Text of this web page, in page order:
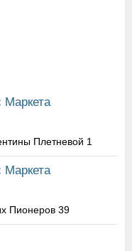
Маркета
Плетневой 1
Маркета
Пионеров 39